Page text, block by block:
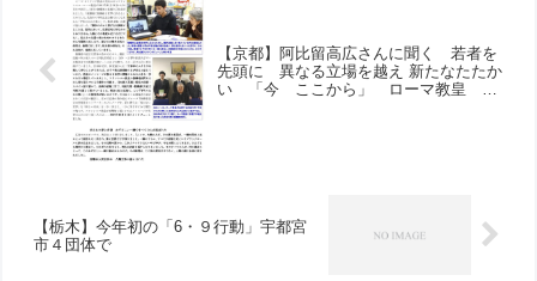
【京都】阿比留高広さんに聞く 若者を
先頭に 異なる立場を越え 新たなたたか
い 「今 ここから」 ローマ教皇 広
【栃木】今年初の「6・９行動」宇都宮
市４団体で